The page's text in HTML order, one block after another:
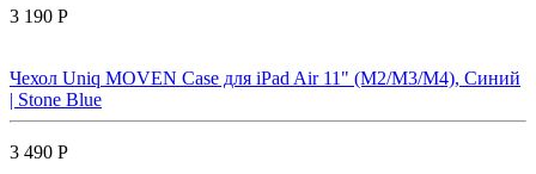
3 190 Р
Чехол Uniq MOVEN Case для iPad Air 11" (M2/M3/M4), Синий
| Stone Blue
3 490 Р